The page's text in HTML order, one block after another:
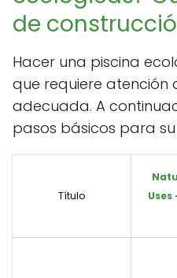
de
Hacer una piscina
que requiere atención
adecuada. A
pasos básicos para
Título